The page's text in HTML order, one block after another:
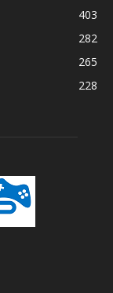
403
282
265
228